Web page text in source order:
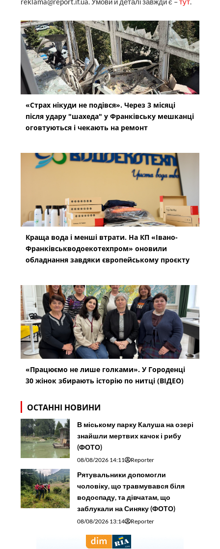
reklama@report.if.ua. Умови й деталі завжди є –тут.
«Страх нікуди не подівся». Через 3 місяці
після удару "шахеда" у Франківську мешканці
оговтуються і чекають на ремонт
Краща вода і менші втрати. На КП «Івано-
Франківськводоекотехпром» оновили
обладнання завдяки європейському проєкту
«Працюємо не лише голками». У Городенці
30 жінок збирають історію по нитці (ВІДЕО)
ОСТАННІ НОВИНИ
В міському парку Калуша на озері
знайшли мертвих качок і рибу
(ФОТО)
08/08/2026 14:11 Reporter
Рятувальники допомогли
чоловіку, що травмувався біля
водоспаду, та дівчатам, що
заблукали на Синяку (ФОТО)
08/08/2026 13:14 Reporter